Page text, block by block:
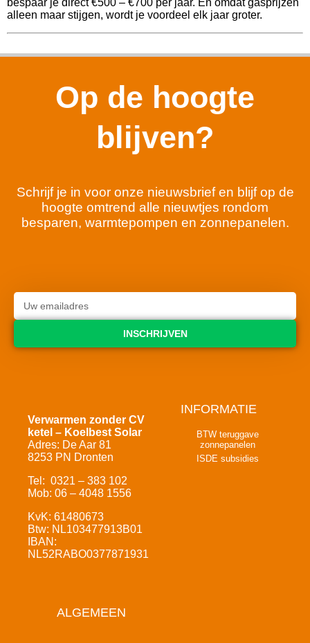
bespaar je direct €500 – €700 per jaar. En omdat gasprijzen
alleen maar stijgen, wordt je voordeel elk jaar groter.
Op de hoogte
blijven?
Schrijf je in voor onze nieuwsbrief en blijf op de
hoogte omtrend alle nieuwtjes rondom
besparen, warmtepompen en zonnepanelen.
INSCHRIJVEN
Verwarmen zonder CV
ketel – Koelbest Solar
Adres: De Aar 81
8253 PN Dronten
Tel: 0321 – 383 102
Mob: 06 – 4048 1556
KvK: 61480673
Btw: NL103477913B01
IBAN:
NL52RABO0377871931
INFORMATIE
BTW teruggave
zonnepanelen
ISDE subsidies
ALGEMEEN